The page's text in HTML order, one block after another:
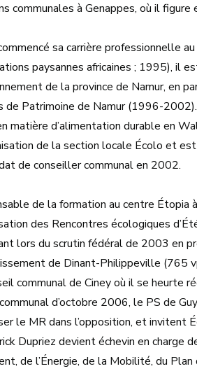
communales à Genappes, où il
sa carrière professionnelle
paysannes africaines ; 1995), il
de la province de Namur, en
de Patrimoine de Namur (1996-2002).
matière d’alimentation durable en
de la section locale Écolo et
de conseiller communal en 2002.
de la formation au centre
des Rencontres écologiques
lors du scrutin fédéral de 2003 en
de Dinant-Philippeville (765
communal de Ciney où il se heurte
d’octobre 2006, le PS de
le MR dans l’opposition, et invitent
Dupriez devient échevin en charge
de l’Énergie, de la Mobilité, du